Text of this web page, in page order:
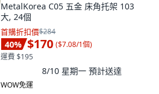
MetalKorea C05 五金 床角托架 103
大, 24個
首購折扣價$284
40% $170 ($7.08/1個)
運費 $195
8/10 星期一 預計送達
WOW免運